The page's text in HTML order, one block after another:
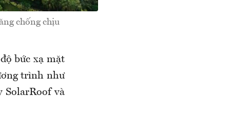
chống chịu
bức xạ mặt
trình như
và